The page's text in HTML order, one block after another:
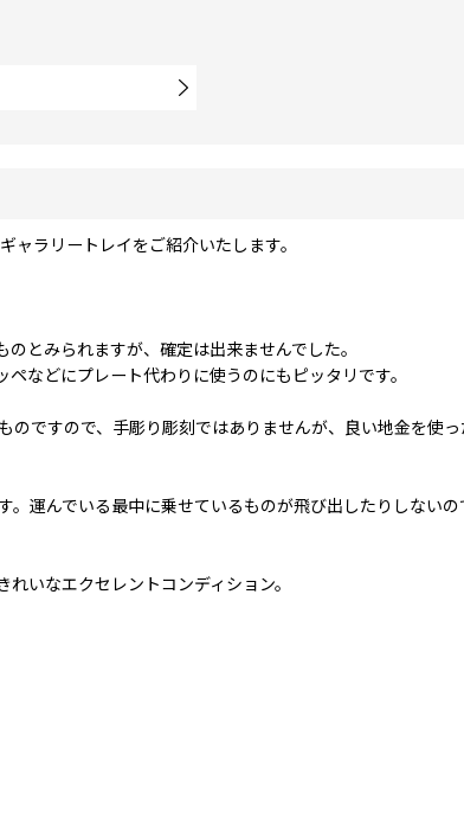
ラリートレイをご紹介いたします。
とみられますが、確定は出来ませんでした。
などにプレート代わりに使うのにもピッタリです。
ですので、手彫り彫刻ではありませんが、良い地金を使
運んでいる最中に乗せているものが飛び出したりしないの
いなエクセレントコンディション。